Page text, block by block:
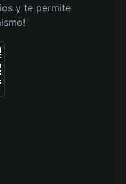
y te permite